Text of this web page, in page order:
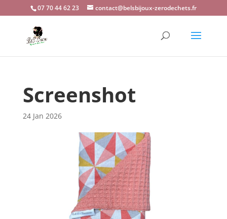
07 70 44 62 23 contact@belsbijoux-zerodechets.fr
Screenshot
24 Jan 2026